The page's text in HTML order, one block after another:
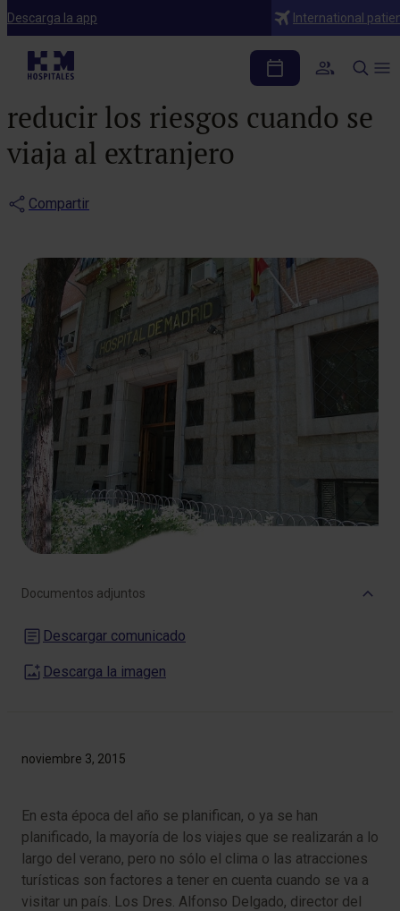
Descarga la app International
Notas de prensa
Expertos de HM
Hospitales explican cómo
reducir los riesgos cuando se
viaja al extranjero
Compartir
noviembre 3, 2015
En esta época del año se planifican, o ya se han
planificado, la mayoría de los viajes que se realizarán a lo
largo del verano, pero no sólo el clima o las atracciones
turísticas son factores a tener en cuenta cuando se va a
visitar un país. Los Dres. Alfonso Delgado, director del
Documentos adjuntos
Descargar comunicado
Descarga la imagen